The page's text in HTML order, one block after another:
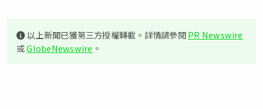
以上新聞已獲第三方授權轉載。詳情請參閱PR Newswire
或GlobeNewswire 。